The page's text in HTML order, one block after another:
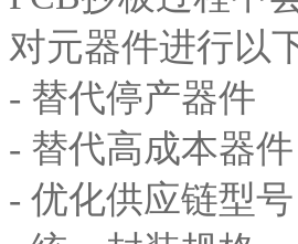
对元器件进行以
- 替代停产器件
- 替代高成本器件
- 优化供应链型号